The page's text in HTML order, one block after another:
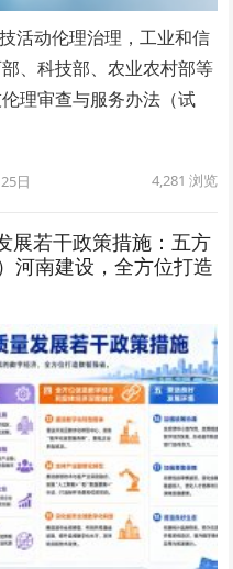
活动伦理治理，工业和信
、科技部、农业农村部等
理审查与服务办法（试
日 4,281 浏览
展若干政策措施：五方
河南建设，全方位打造